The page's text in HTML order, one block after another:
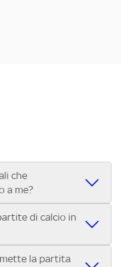
che
a me?
vicino a te per
la Serie C Sky Wifi, la
Europa League, la UEFA
1®, la MotoGP™ e
di calcio in
mostrano le partite
la partita